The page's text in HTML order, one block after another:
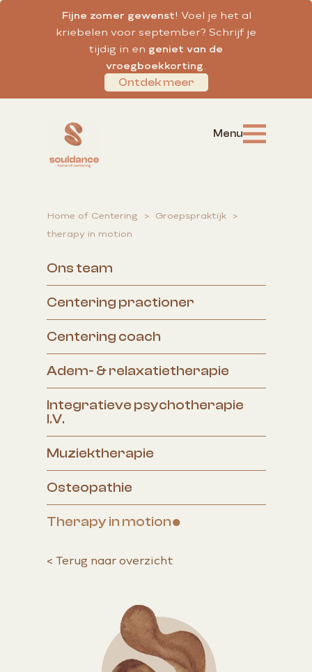
Fijne zomer gewenst! Voel je het al
kriebelen voor september? Schrijf je
tijdig in en geniet van de
vroegboekkorting.
Ontdek meer
Home of Centering > Groepspraktijk
>
therapy in motion
Ons team
Centering practioner
Centering coach
Adem- & relaxatietherapie
Integratieve psychotherapie
I.V.
Muziektherapie
Osteopathie
Therapy in motion
< Terug naar overzicht